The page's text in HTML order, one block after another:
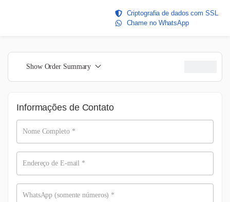
Criptografia de dados com SSL
Chame no WhatsApp
Show Order Summary
Informações de Contato
Nome Completo *
Endereço de E-mail *
WhatsApp (somente números) *